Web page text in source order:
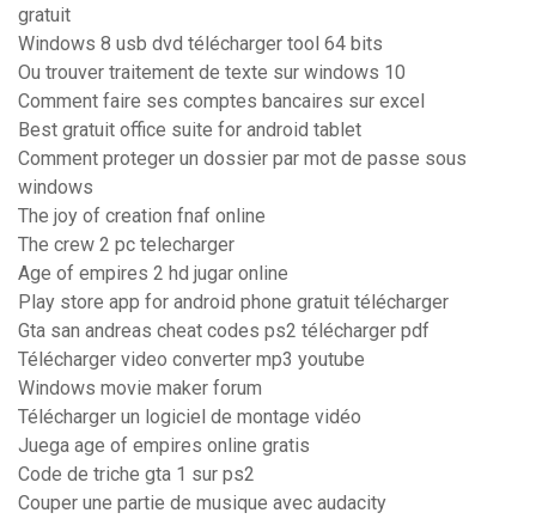
gratuit
Windows 8 usb dvd télécharger tool 64 bits
Ou trouver traitement de texte sur windows 10
Comment faire ses comptes bancaires sur excel
Best gratuit office suite for android tablet
Comment proteger un dossier par mot de passe sous
windows
The joy of creation fnaf online
The crew 2 pc telecharger
Age of empires 2 hd jugar online
Play store app for android phone gratuit télécharger
Gta san andreas cheat codes ps2 télécharger pdf
Télécharger video converter mp3 youtube
Windows movie maker forum
Télécharger un logiciel de montage vidéo
Juega age of empires online gratis
Code de triche gta 1 sur ps2
Couper une partie de musique avec audacity